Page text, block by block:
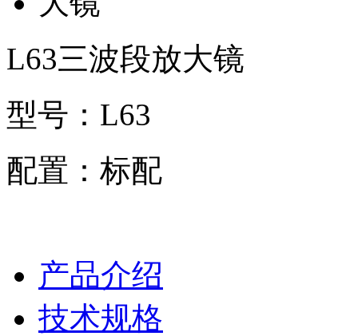
L63三波段放大镜
型号：L63
配置：标配
产品介绍
技术规格